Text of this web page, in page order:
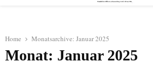
Home Monatsarchive: Januar 2025
Monat: Januar 2025